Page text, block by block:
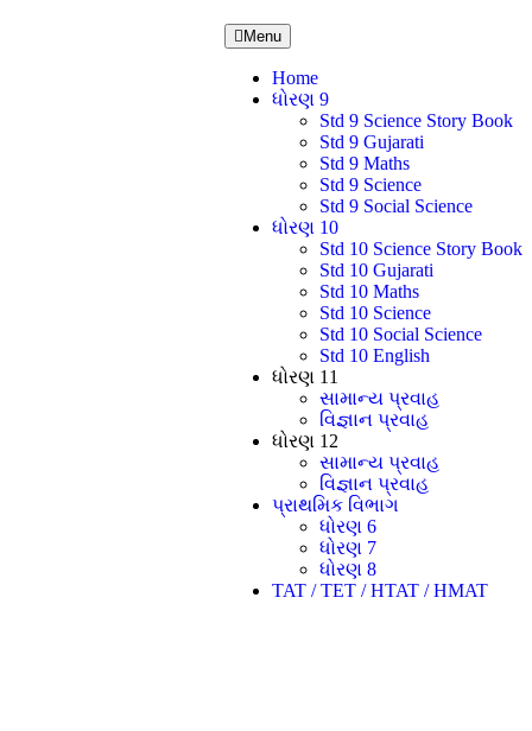
Menu
Home
ધોરણ 9
Std 9 Science Story Book
Std 9 Gujarati
Std 9 Maths
Std 9 Science
Std 9 Social Science
ધોરણ 10
Std 10 Science Story Book
Std 10 Gujarati
Std 10 Maths
Std 10 Science
Std 10 Social Science
Std 10 English
ધોરણ 11
સામાન્ય પ્રવાહ
વિજ્ઞાન પ્રવાહ
ધોરણ 12
સામાન્ય પ્રવાહ
વિજ્ઞાન પ્રવાહ
પ્રાથમિક વિભાગ
ધોરણ 6
ધોરણ 7
ધોરણ 8
TAT / TET / HTAT / HMAT